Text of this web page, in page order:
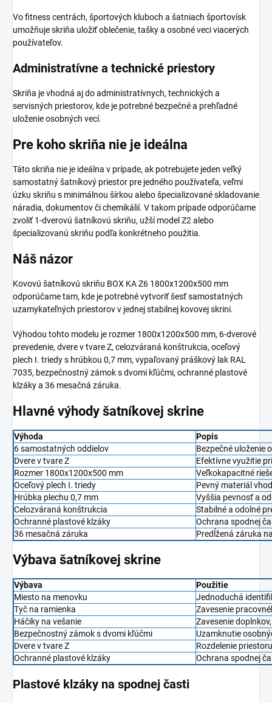
Vo fitness centrách, športových kluboch a šatniach športovísk
umožňuje skriňa uložiť oblečenie, tašky a osobné veci viacerých
používateľov.
Administratívne a technické priestory
Skriňa je vhodná aj do administratívnych, technických a
servisných priestorov, kde je potrebné bezpečné a prehľadné
uloženie osobných vecí.
Pre koho skriňa nie je ideálna
Táto skriňa nie je ideálna v prípade, ak potrebujete jeden veľký
samostatný šatníkový priestor pre jedného používateľa, veľmi
úzku skriňu s minimálnou šírkou alebo špecializované skladovanie
náradia, dokumentov či chemikálií. V takom prípade odporúčame
zvoliť 1-dverovú šatníkovú skriňu, užší model Z2 alebo
špecializovanú skriňu podľa konkrétneho použitia.
Náš názor
Kovovú šatníkovú skriňu BOX KA Z6 1800x1200x500 mm
odporúčame tam, kde je potrebné vytvoriť šesť samostatných
uzamykateľných priestorov v jednej stabilnej kovovej skrini.
Výhodou tohto modelu je rozmer 1800x1200x500 mm, 6-dverové
prevedenie, dvere v tvare Z, celozváraná konštrukcia, oceľový
plech I. triedy s hrúbkou 0,7 mm, vypaľovaný práškový lak RAL
7035, bezpečnostný zámok s dvomi kľúčmi, ochranné plastové
klzáky a 36 mesačná záruka.
Hlavné výhody šatníkovej skrine
Výhoda
Popis
6 samostatných oddielov
Bezpečné uloženie
Dvere v tvare Z
Efektívne využitie
Rozmer 1800x1200x500 mm
Veľkokapacitné
Oceľový plech I. triedy
Pevný materiál
Hrúbka plechu 0,7 mm
Vyššia pevnosť a
Celozváraná konštrukcia
Stabilné a odolné
Ochranné plastové klzáky
Ochrana spodnej
36 mesačná záruka
Predĺžená záruka
Výbava šatníkovej skrine
Výbava
Použitie
Miesto na menovku
Jednoduchá
Tyč na ramienka
Zavesenie
Háčiky na vešanie
Zavesenie
Bezpečnostný zámok s dvomi kľúčmi
Uzamknutie
Dvere v tvare Z
Rozdelenie
Ochranné plastové klzáky
Ochrana spodnej
Plastové klzáky na spodnej časti